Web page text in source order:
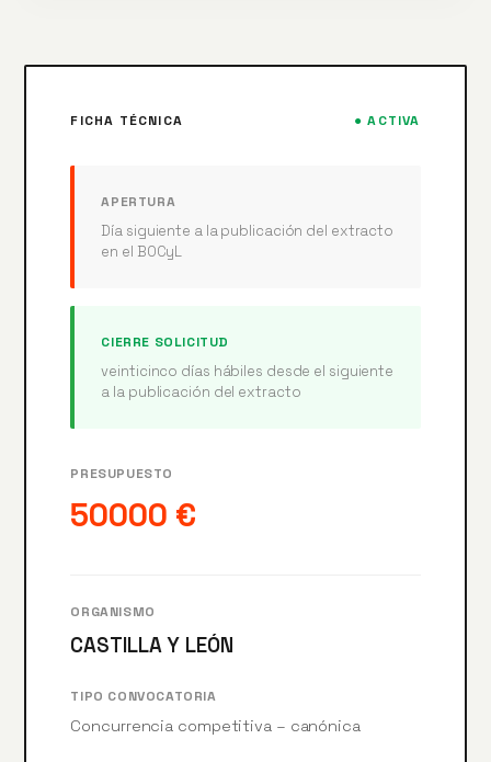
FICHA TÉCNICA ● ACTIVA
APERTURA
Día siguiente a la publicación del extracto
en el BOCyL
CIERRE SOLICITUD
veinticinco días hábiles desde el siguiente
a la publicación del extracto
PRESUPUESTO
50000 €
ORGANISMO
CASTILLA Y LEÓN
TIPO CONVOCATORIA
Concurrencia competitiva – canónica